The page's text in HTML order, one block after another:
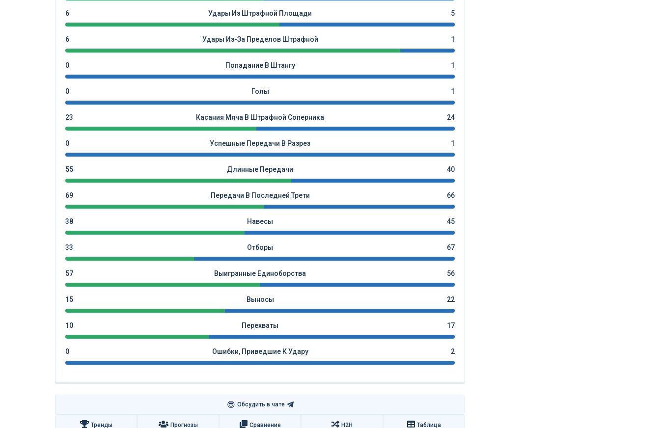
6 Удары Из Штрафной Площади 5
6 Удары Из-За Пределов Штрафной 1
0 Попадание В Штангу 1
0 Голы 1
23 Касания Мяча В Штрафной Соперника 24
0 Успешные Передачи В Разрез 1
55 Длинные Передачи 40
69 Передачи В Последней Трети 66
38 Навесы 45
33 Отборы 67
57 Выигранные Единоборства 56
15 Выносы 22
10 Перехваты 17
0 Ошибки, Приведшие К Удару 2
😎 Обсудить в чате
Тренды Прогнозы Сравнение H2H Таблица